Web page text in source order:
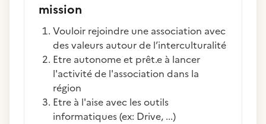
mission
Vouloir rejoindre une association avec
des valeurs autour de l’interculturalité
Etre autonome et prêt.e à lancer
l'activité de l'association dans la
région
Etre à l'aise avec les outils
informatiques (ex: Drive, ...)